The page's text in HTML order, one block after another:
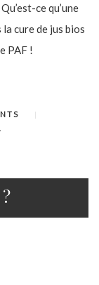
ce qu’une
cure de jus bios
PAF !